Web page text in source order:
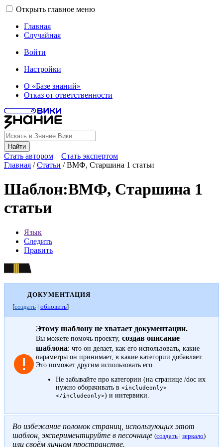
Открыть главное меню
Главная
Случайная
Войти
Настройки
О «Базе знаний»
Отказ от ответственности
Найти
Стать автором
Стать экспертом
Главная /Статьи /ВМФ, Старшина 1 статьи
Шаблон:ВМФ, Старшина 1
статьи
Язык
Следить
Править
ДОКУМЕНТАЦИЯ
[создать | обновить]
Этому шаблону не хватает документации.
Вы можете помочь проекту, создав описание
шаблона: что он делает, как его использовать, какие
параметры он принимает, в какие категории добавляет.
Это поможет другим использовать его.
Не забывайте про категории (на странице /doc их
нужно оборачивать в <includeonly>
</includeonly>) и интервики.
Во избежание поломок страниц, использующих этот
шаблон, экспериментируйте в песочнице (создать | зеркало)
или своём личном пространстве.